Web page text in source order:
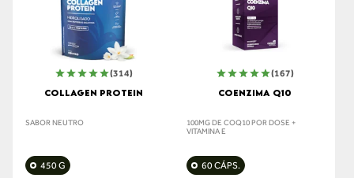
(314)
COLLAGEN PROTEIN
SABOR NEUTRO
450 G
(167)
COENZIMA Q10
100MG DE COQ10 POR DOSE +
VITAMINA E
60 CÁPS.